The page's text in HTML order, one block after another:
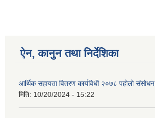
ऐन, कानुन तथा निर्देशिका
आर्थिक सहायता वितरण कार्यविधी २०७८ पहोलो संसोधन
मिति: 10/20/2024 - 15:22